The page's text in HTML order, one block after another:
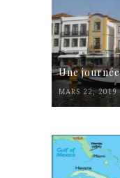
Une
MARS 22, 2019